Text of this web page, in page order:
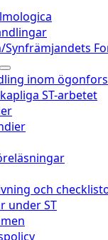
inom
ST-arbetet
och
under ST